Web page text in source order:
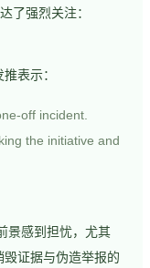
了强烈关注：
推表示：
off incident.
the initiative and
景感到担忧，尤其
证据与伪造举报的